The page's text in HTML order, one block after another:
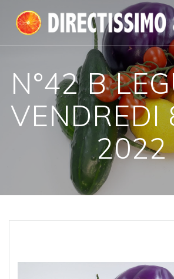
Passer
au
contenu
N°42 B
VENDREDI
2022